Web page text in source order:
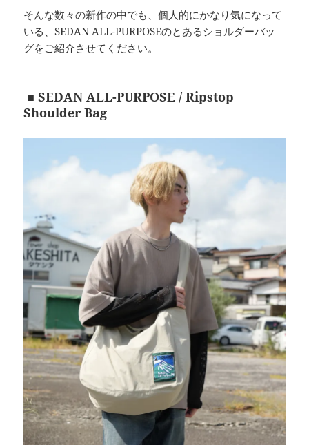
そんな数々の新作の中でも、個人的にかなり気になって
いる、SEDAN ALL-PURPOSEのとあるショルダーバッ
グをご紹介させてください。
■ SEDAN ALL-PURPOSE / Ripstop
Shoulder Bag